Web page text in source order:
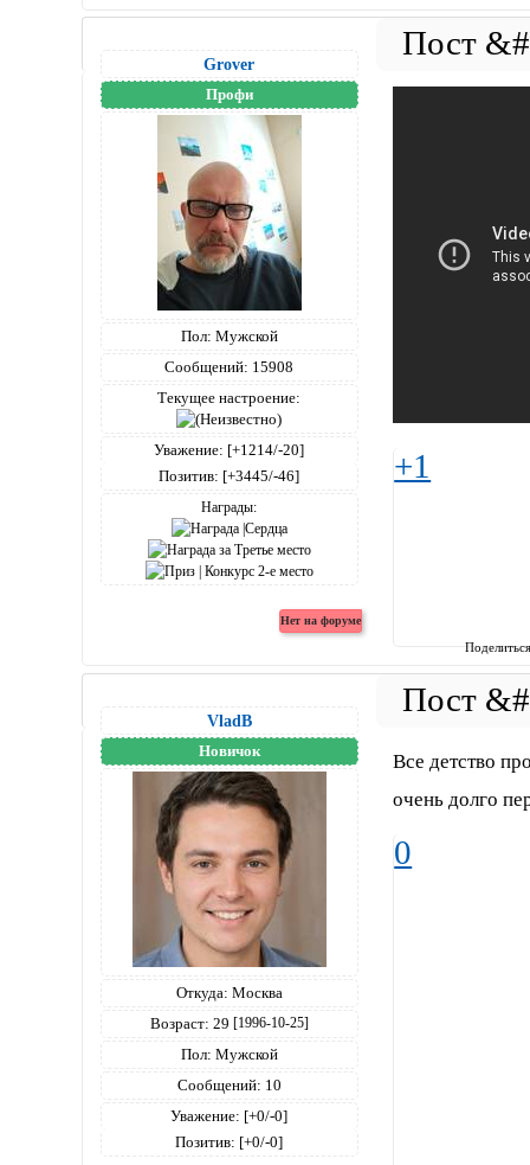
Grover
Профи
Пол: Мужской
Сообщений: 15908
Текущее настроение:
Уважение: [+1214/-20]
Позитив: [+3445/-46]
Награды:
+1
VladB
Новичок
Откуда: Москва
Возраст: 29 [1996-10-25]
Пол: Мужской
Сообщений: 10
Уважение: [+0/-0]
Позитив: [+0/-0]
Все детство
очень долго
0